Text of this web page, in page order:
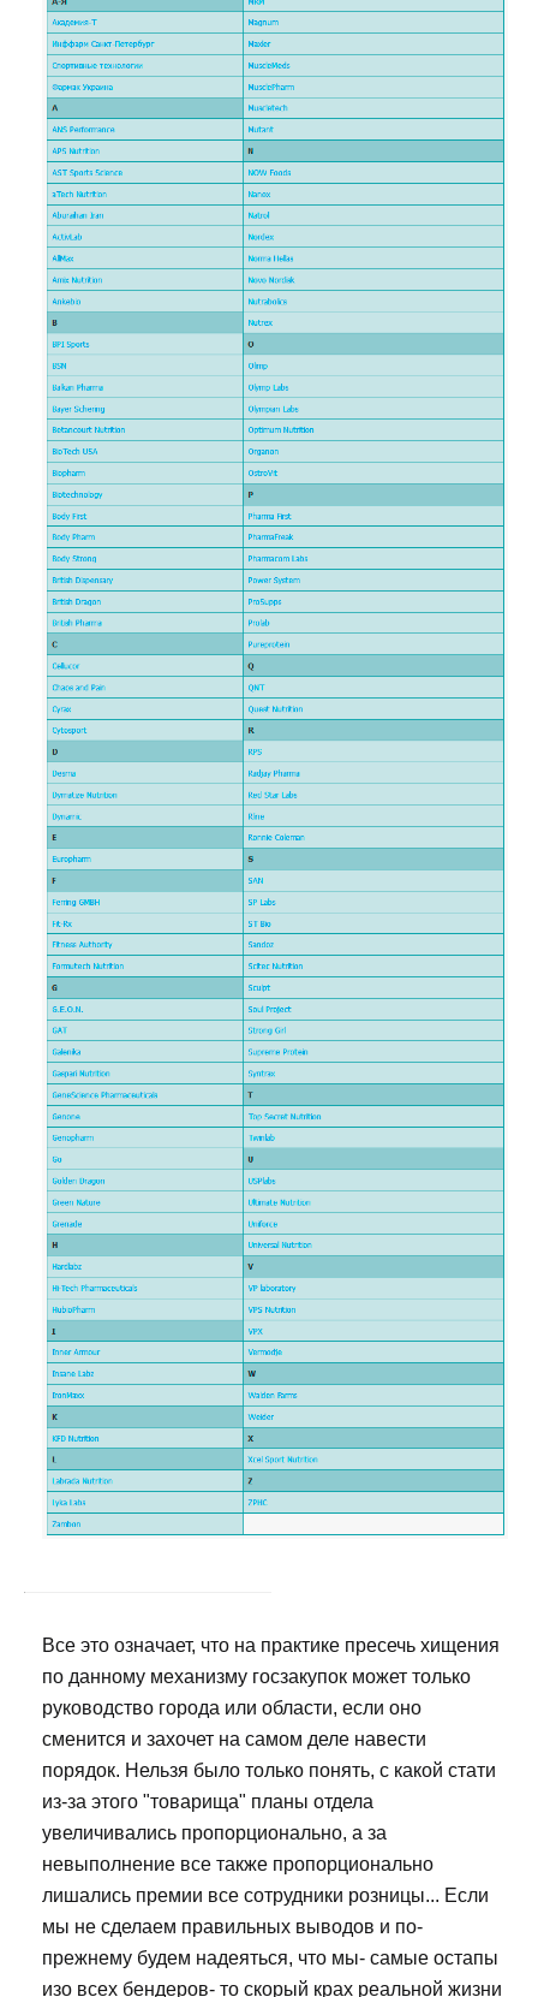
Все это означает, что на практике пресечь хищения
по данному механизму госзакупок может только
руководство города или области, если оно
сменится и захочет на самом деле навести
порядок. Нельзя было только понять, с какой стати
из-за этого "товарища" планы отдела
увеличивались пропорционально, а за
невыполнение все также пропорционально
лишались премии все сотрудники розницы... Если
мы не сделаем правильных выводов и по-
прежнему будем надеяться, что мы- самые остапы
изо всех бендеров- то скорый крах реальной жизни